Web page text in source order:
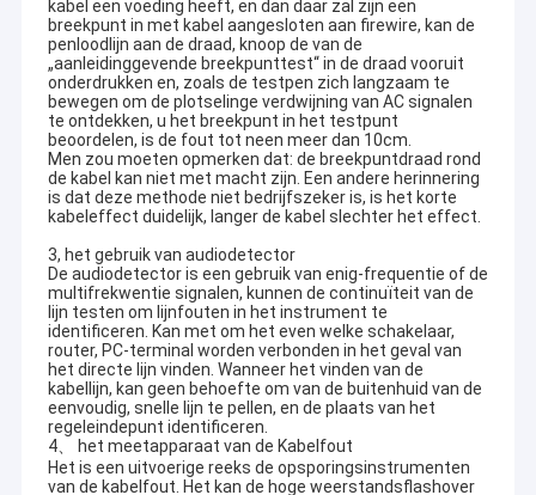
kabel een voeding heeft, en dan daar zal zijn een
breekpunt in met kabel aangesloten aan firewire, kan de
penloodlijn aan de draad, knoop de van de
„aanleidinggevende breekpunttest“ in de draad vooruit
onderdrukken en, zoals de testpen zich langzaam te
bewegen om de plotselinge verdwijning van AC signalen
te ontdekken, u het breekpunt in het testpunt
beoordelen, is de fout tot neen meer dan 10cm.
Men zou moeten opmerken dat: de breekpuntdraad rond
de kabel kan niet met macht zijn. Een andere herinnering
is dat deze methode niet bedrijfszeker is, is het korte
kabeleffect duidelijk, langer de kabel slechter het effect.
3, het gebruik van audiodetector
De audiodetector is een gebruik van enig-frequentie of de
multifrekwentie signalen, kunnen de continuïteit van de
lijn testen om lijnfouten in het instrument te
identificeren. Kan met om het even welke schakelaar,
router, PC-terminal worden verbonden in het geval van
het directe lijn vinden. Wanneer het vinden van de
kabellijn, kan geen behoefte om van de buitenhuid van de
eenvoudig, snelle lijn te pellen, en de plaats van het
regeleindepunt identificeren.
4、 het meetapparaat van de Kabelfout
Het is een uitvoerige reeks de opsporingsinstrumenten
van de kabelfout. Het kan de hoge weerstandsflashover